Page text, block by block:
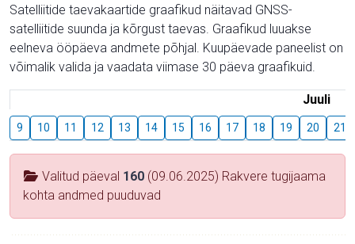
Satelliitide taevakaartide graafikud näitavad GNSS-
satelliitide suunda ja kõrgust taevas. Graafikud luuakse
eelneva ööpäeva andmete põhjal. Kuupäevade paneelist on
võimalik valida ja vaadata viimase 30 päeva graafikuid.
Juuli
9 10 11 12 13 14 15 16 17 18 19 20 21
Valitud päeval 160 (09.06.2025) Rakvere tugijaama
kohta andmed puuduvad